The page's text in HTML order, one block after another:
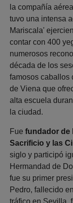
la compañía
tuvo una intensa
Mariscala'
contar con 400
numerosos
década de los
famosos caballos
de Viena que
alta escuela
la ciudad.
Fue fundador de
Sacrificio y las
siglo y participó
Hermandad de
fue su primer
Pedro, fallecido
tráfico en Sevilla,